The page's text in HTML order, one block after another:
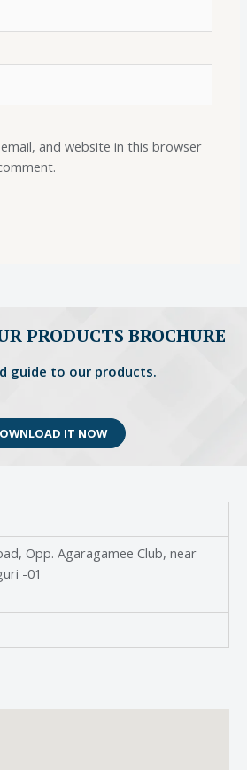
and website in this browser
PRODUCTS BROCHURE
guide to our products.
IT NOW
Opp. Agaragamee Club, near
-01